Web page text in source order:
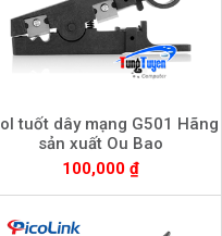
tuốt dây mạng G501 Hãng
sản xuất Ou Bao
100,000 ₫